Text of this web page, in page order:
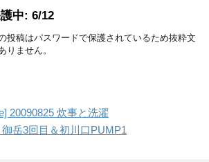
中: 6/12
投稿はパスワードで保護されているため抜粋文
りません。
20090825 炊事と洗濯
御岳3回目＆初川口PUMP1